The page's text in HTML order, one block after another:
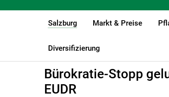
Salzburg
(current)1
Markt & Preise
Diversifizierung
LK Salzburg Salzburg
Bürokratie-Stopp
EUDR